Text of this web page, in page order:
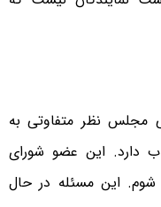
مجلس نظر متفاوتی به
دارد. این عضو شورای
این مسئله در حال